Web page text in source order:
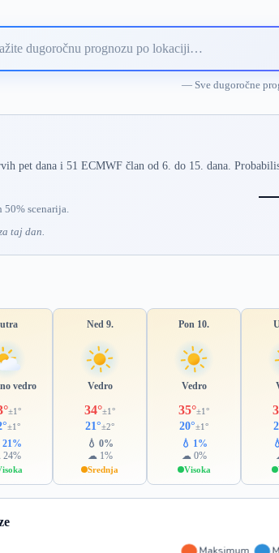
— Sve dugoročne
pet dana i 51 ECMWF član od 6. do 15. dana.
scenarija.
taj dan.
vedro
±1°
±1°
21%
Ned 9.
Vedro
34°±1°
21°±2°
💧 0%
☁ 1%
Srednja
Pon 10.
Vedro
35°±1°
20°±1°
💧 1%
☁ 0%
Visoka